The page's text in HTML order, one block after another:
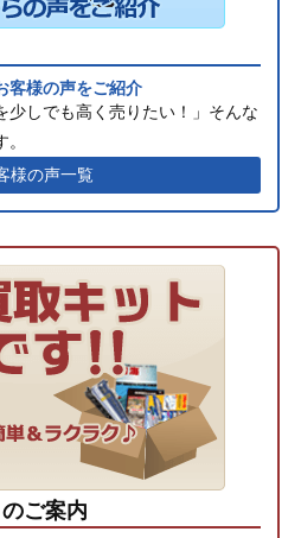
客様の声をご紹介
少しでも高く売りたい！」そんな
様の声一覧
ご案内